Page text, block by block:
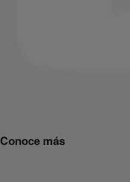
Conoce más